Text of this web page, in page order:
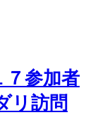
７参加者
リ訪問